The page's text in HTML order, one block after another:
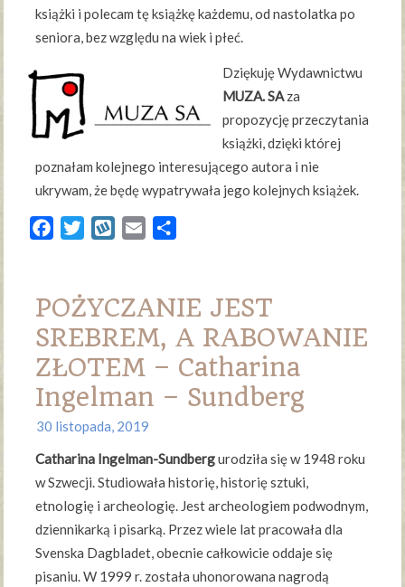
książki i polecam tę książkę każdemu, od nastolatka po
seniora, bez względu na wiek i płeć.
Dziękuję Wydawnictwu
MUZA. SAza
propozycję przeczytania
książki, dzięki której
poznałam kolejnego interesującego autora i nie
ukrywam, że będę wypatrywała jego kolejnych książek.
FacebookTwitterWykopEmail
POŻYCZANIE JEST
SREBREM, A RABOWANIE
ZŁOTEM – Catharina
Ingelman – Sundberg
30 listopada, 2019
Catharina Ingelman-Sundbergurodziła się w 1948 roku
w Szwecji. Studiowała historię, historię sztuki,
etnologię i archeologię. Jest archeologiem podwodnym,
dziennikarką i pisarką. Przez wiele lat pracowała dla
Svenska Dagbladet, obecnie całkowicie oddaje się
pisaniu. W 1999 r. została uhonorowana nagrodą